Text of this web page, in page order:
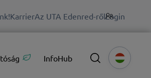
KarrierAz UTA Edenred-rőlLogin
InfoHub